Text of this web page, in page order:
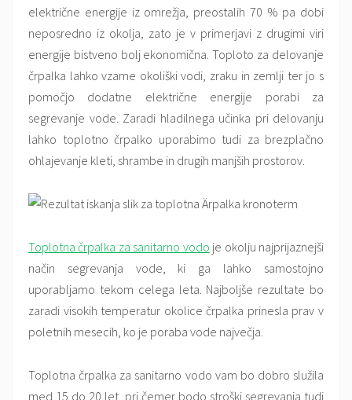
električne energije iz omrežja, preostalih 70 % pa dobi
neposredno iz okolja, zato je v primerjavi z drugimi viri
energije bistveno bolj ekonomična. Toploto za delovanje
črpalka lahko vzame okoliški vodi, zraku in zemlji ter jo s
pomočjo dodatne električne energije porabi za
segrevanje vode. Zaradi hladilnega učinka pri delovanju
lahko toplotno črpalko uporabimo tudi za brezplačno
ohlajevanje kleti, shrambe in drugih manjših prostorov.
Toplotna črpalka za sanitarno vodo je okolju najprijaznejši
način segrevanja vode, ki ga lahko samostojno
uporabljamo tekom celega leta. Najboljše rezultate bo
zaradi visokih temperatur okolice črpalka prinesla prav v
poletnih mesecih, ko je poraba vode največja.
Toplotna črpalka za sanitarno vodo vam bo dobro služila
med 15 do 20 let, pri čemer bodo stroški segrevanja tudi